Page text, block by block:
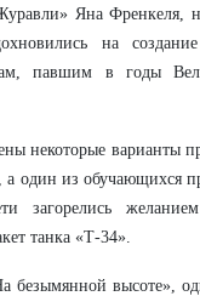
Яна Френкеля,
на
павшим в годы
некоторые варианты
а один из обучающихся
загорелись
танка «Т-34».
безымянной высоте»,